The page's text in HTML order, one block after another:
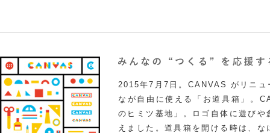
2015年7月7日。CANVAS がリニュ
なが自由に使える「お道具箱」。
のヒミツ基地」。ロゴ自体に遊び
えました。道具箱を開ける時は、